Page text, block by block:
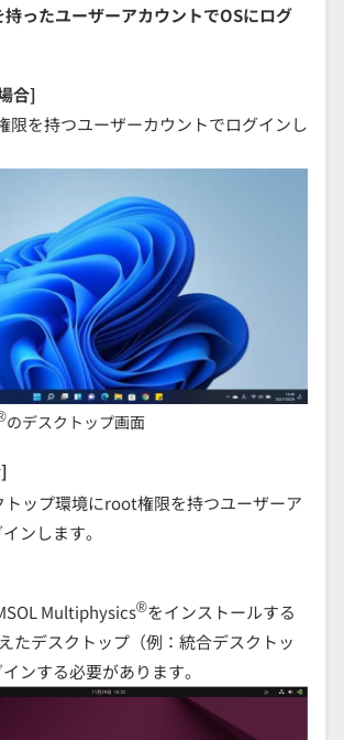
ったユーザーアカウントでOSにログ
合]
を持つユーザーカウントでログインし
のデスクトップ画面
トップ環境にroot権限を持つユーザーア
ンします。
Multiphysics®をインストールする
たデスクトップ（例：統合デスクトッ
ンする必要があります。